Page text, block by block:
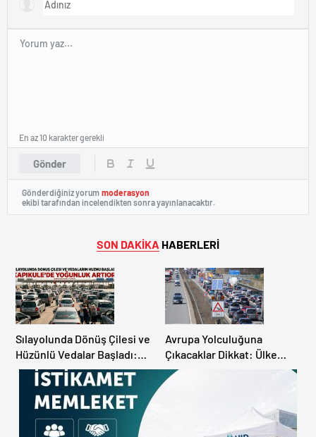
Gönder
En az 10 karakter gerekli
Gönderdiğiniz yorum moderasyon
ekibi tarafından incelendikten sonra yayınlanacaktır.
SON DAKİKA HABERLERİ
Sılayolunda Dönüş Çilesi ve
Hüzünlü Vedalar Başladı:
Kapıkule’de Yoğunluk
Artıyor!
Avrupa Yolculuğuna
Çıkacaklar Dikkat: Ülke
Ülke Güncel Trafik Kuralları,
Avrupa Otoyol Hız Limitleri